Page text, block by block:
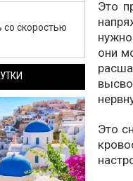
Это
они
Это
со скоростью